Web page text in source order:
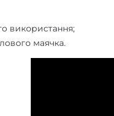
використання;
маячка.